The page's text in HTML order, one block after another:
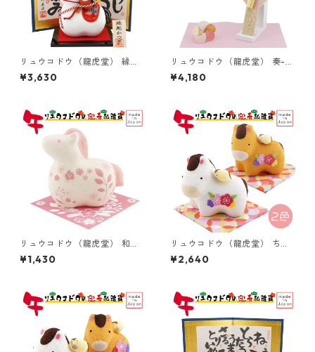
リュウコドウ（龍虎堂） 縁起
かつぎ 午 R-21 和雑貨/お正
月/干支/午年/令和8年/2026
¥3,630
リュウコドウ（龍虎堂） 奏-淡
色（かなで-あわいろ）羽子板
花飾り 41-80 和雑貨/お正
¥4,180
リュウコドウ（龍虎堂） 和紙
ぷてぃ うま R-268 和雑貨/
お正月/干支/午年/令和8年/20
¥1,430
リュウコドウ（龍虎堂） ちり
めん 花親子 午 （大） R-49
和雑貨/お正月/干支/午年/令和
¥2,640